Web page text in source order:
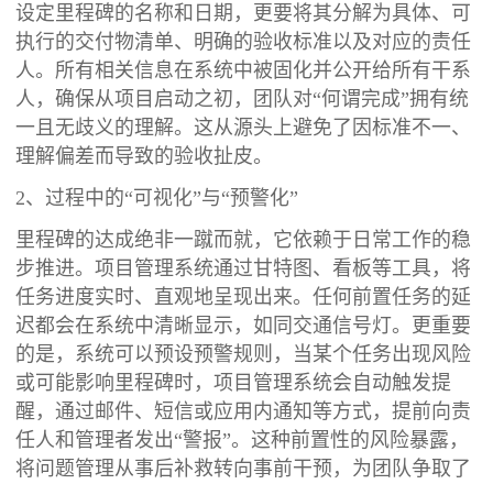
设定里程碑的名称和日期，更要将其分解为具体、可
执行的交付物清单、明确的验收标准以及对应的责任
人。所有相关信息在系统中被固化并公开给所有干系
人，确保从项目启动之初，团队对“何谓完成”拥有统
一且无歧义的理解。这从源头上避免了因标准不一、
理解偏差而导致的验收扯皮。
2、过程中的“可视化”与“预警化”
里程碑的达成绝非一蹴而就，它依赖于日常工作的稳
步推进。项目管理系统通过甘特图、看板等工具，将
任务进度实时、直观地呈现出来。任何前置任务的延
迟都会在系统中清晰显示，如同交通信号灯。更重要
的是，系统可以预设预警规则，当某个任务出现风险
或可能影响里程碑时，项目管理系统会自动触发提
醒，通过邮件、短信或应用内通知等方式，提前向责
任人和管理者发出“警报”。这种前置性的风险暴露，
将问题管理从事后补救转向事前干预，为团队争取了